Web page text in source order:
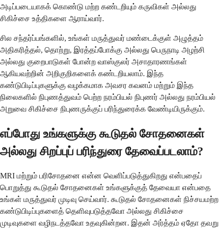
அடிப்படையாகக் கொண்டு மற்ற கண்டறியும் கருவிகள் அல்லது
சிகிச்சை உத்திகளை ஆராய்வார்.
சில சந்தர்ப்பங்களில், உங்கள் மருத்துவர் மண்டைக்குள் அழுத்தம்
அதிகரித்தல், தொற்று, இரத்தப்போக்கு அல்லது பெருநாடி அழற்சி
அல்லது குறைபாடுகள் போன்ற வாஸ்குலர் அசாதாரணங்கள்
ஆகியவற்றின் அறிகுறிகளைக் கண்டறியலாம். இந்த
கண்டுபிடிப்புகளுக்கு வழக்கமாக அவசர கவனம் மற்றும் இந்த
நிலைகளில் நிபுணத்துவம் பெற்ற நரம்பியல் நிபுணர் அல்லது நரம்பியல்
அறுவை சிகிச்சை நிபுணருக்குப் பரிந்துரைக்க வேண்டியிருக்கும்.
எப்போது உங்களுக்கு கூடுதல் சோதனைகள்
அல்லது சிறப்புப் பரிந்துரை தேவைப்படலாம்?
MRI மற்றும் பரிசோதனை என்ன வெளிப்படுத்துகிறது என்பதைப்
பொறுத்து கூடுதல் சோதனைகள் உங்களுக்குத் தேவையா என்பதை
உங்கள் மருத்துவர் முடிவு செய்வார். கூடுதல் சோதனைகள் நிச்சயமற்ற
கண்டுபிடிப்புகளைத் தெளிவுபடுத்தவோ அல்லது சிகிச்சை
முடிவுகளை வழிநடத்தவோ உதவுகின்றன. இதன் அர்த்தம் ஏதோ தவறு